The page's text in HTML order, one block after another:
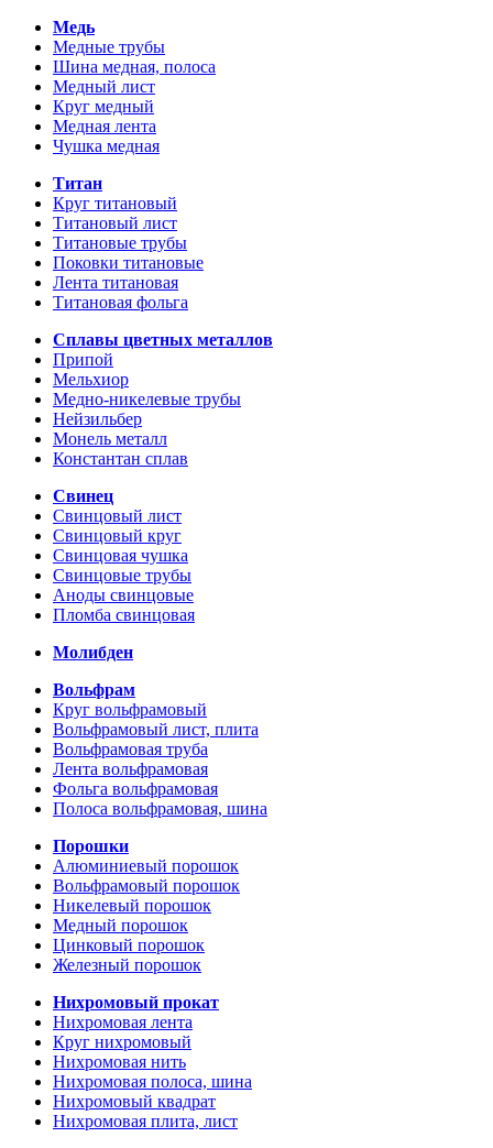
Медь
Медные трубы
Шина медная, полоса
Медный лист
Круг медный
Медная лента
Чушка медная
Титан
Круг титановый
Титановый лист
Титановые трубы
Поковки титановые
Лента титановая
Титановая фольга
Сплавы цветных металлов
Припой
Мельхиор
Медно-никелевые трубы
Нейзильбер
Монель металл
Константан сплав
Свинец
Свинцовый лист
Свинцовый круг
Свинцовая чушка
Свинцовые трубы
Аноды свинцовые
Пломба свинцовая
Молибден
Вольфрам
Круг вольфрамовый
Вольфрамовый лист, плита
Вольфрамовая труба
Лента вольфрамовая
Фольга вольфрамовая
Полоса вольфрамовая, шина
Порошки
Алюминиевый порошок
Вольфрамовый порошок
Никелевый порошок
Медный порошок
Цинковый порошок
Железный порошок
Нихромовый прокат
Нихромовая лента
Круг нихромовый
Нихромовая нить
Нихромовая полоса, шина
Нихромовый квадрат
Нихромовая плита, лист